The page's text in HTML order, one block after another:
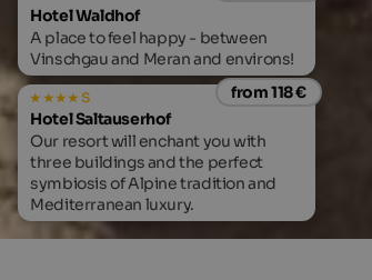
Hotel Waldhof
A place to feel happy - between
Vinschgau and Meran and environs!
from 118 €
s
Hotel Saltauserhof
Our resort will enchant you with
three buildings and the perfect
symbiosis of Alpine tradition and
Mediterranean luxury.